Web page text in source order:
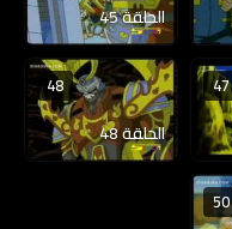
الحلقة 45
47
48
الحلقة 48
50